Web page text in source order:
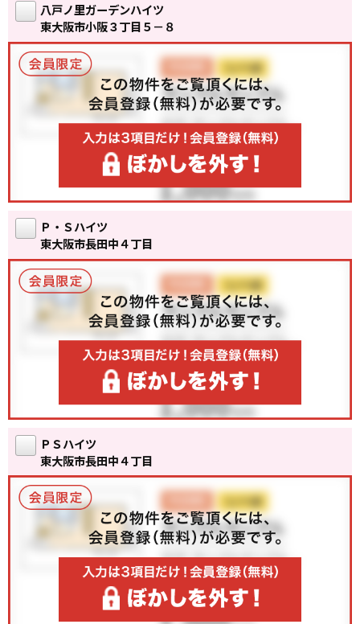
八戸ノ里ガーデンハイツ
東大阪市小阪３丁目５－８
Ｐ・Ｓハイツ
東大阪市長田中４丁目
ＰＳハイツ
東大阪市長田中４丁目